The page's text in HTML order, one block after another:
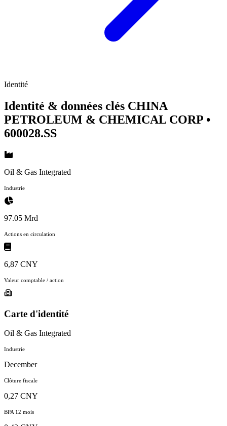
Identité
Identité & données clés CHINA
PETROLEUM & CHEMICAL CORP •
600028.SS
Oil & Gas Integrated
Industrie
97.05 Mrd
Actions en circulation
6,87 CNY
Valeur comptable / action
Carte d'identité
Oil & Gas Integrated
Industrie
December
Clôture fiscale
0,27 CNY
BPA 12 mois